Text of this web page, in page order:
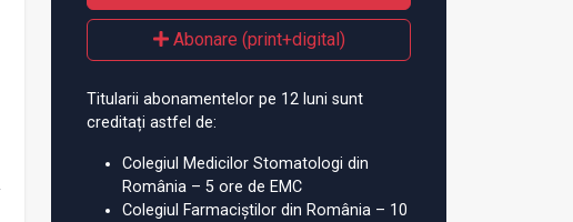
Abonare (print+digital)
Titularii abonamentelor pe 12 luni sunt
creditați astfel de:
Colegiul Medicilor Stomatologi din
România – 5 ore de EMC
Colegiul Farmaciștilor din România – 10